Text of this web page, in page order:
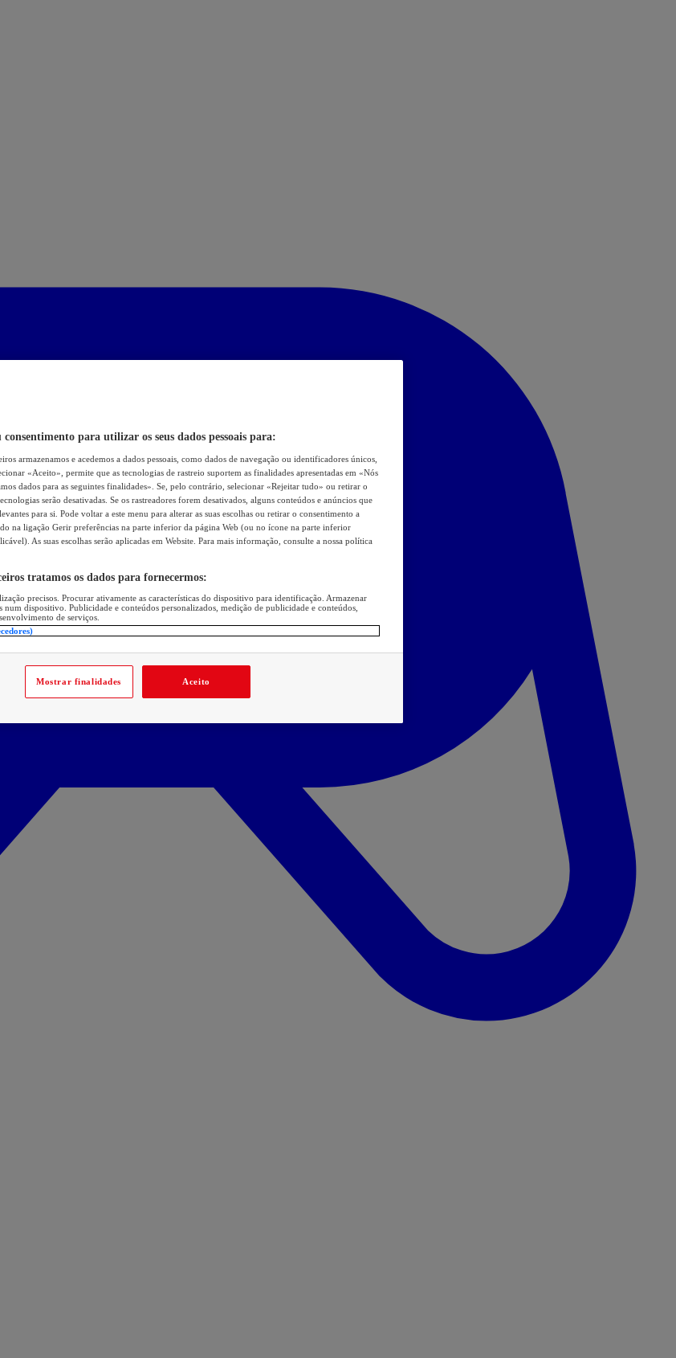
consentimento para utilizar os seus dados pessoais para:
armazenamos e acedemos a dados pessoais, como dados de navegação ou identificadores únicos,
«Aceito», permite que as tecnologias de rastreio suportem as finalidades apresentadas em «Nós
dados para as seguintes finalidades». Se, pelo contrário, selecionar «Rejeitar tudo» ou retirar o
serão desativadas. Se os rastreadores forem desativados, alguns conteúdos e anúncios que
para si. Pode voltar a este menu para alterar as suas escolhas ou retirar o consentimento a
na ligação Gerir preferências na parte inferior da página Web (ou no ícone na parte inferior
As suas escolhas serão aplicadas em Website. Para mais informação, consulte a nossa política
tratamos os dados para fornecermos:
precisos. Procurar ativamente as características do dispositivo para identificação. Armazenar
num dispositivo. Publicidade e conteúdos personalizados, medição de publicidade e conteúdos,
de serviços.
Mostrar finalidades Aceito